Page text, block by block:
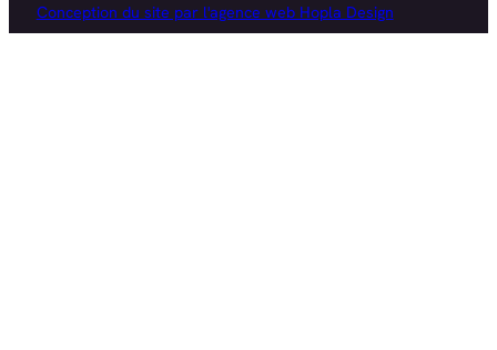
Conception du site par l'agence web Hopla Design